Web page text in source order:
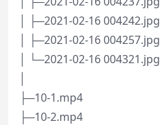
│ ├─2021-02-16 004242.jpg
│ ├─2021-02-16 004257.jpg
│ └─2021-02-16 004321.jpg
├─10-1.mp4
├─10-2.mp4